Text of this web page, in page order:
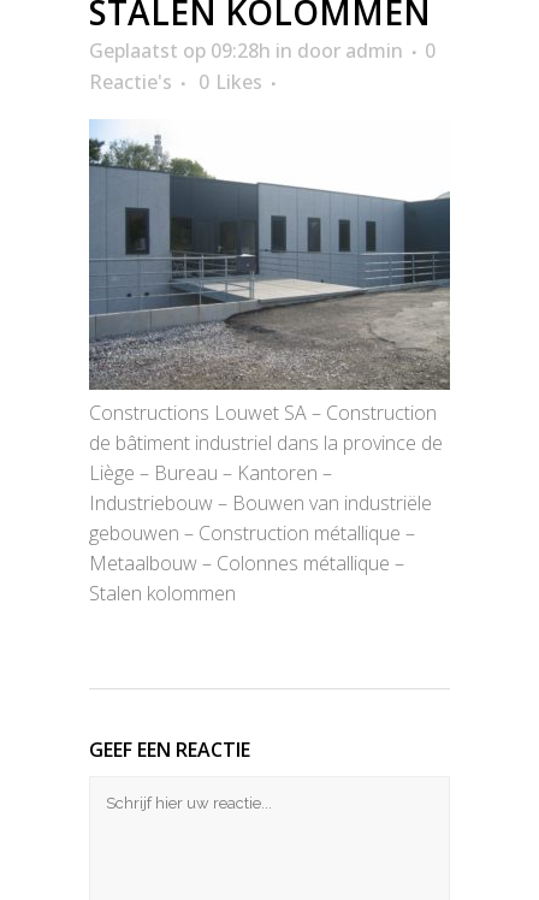
STALEN KOLOMMEN
Geplaatst op 09:28h in door admin
0
Reactie's
0 Likes
Constructions Louwet SA – Construction
de bâtiment industriel dans la province de
Liège – Bureau – Kantoren –
Industriebouw – Bouwen van industriële
gebouwen – Construction métallique –
Metaalbouw – Colonnes métallique –
Stalen kolommen
GEEF EEN REACTIE